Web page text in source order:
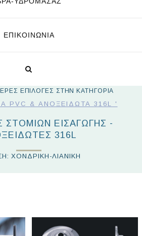
ΕΠΙΚΟΙΝΩΝΊΑ
ΕΠΙΛΟΓΕΣ ΣΤΗΝ ΚΑΤΗΓΟΡΙΑ
PVC & ΑΝΟΞΕΊΔΩΤΑ 316L '
ΣΤΟΜΙΩΝ ΕΙΣΑΓΩΓΗΣ -
316L
ΧΟΝΔΡΙΚΗ-ΛΙΑΝΙΚΗ